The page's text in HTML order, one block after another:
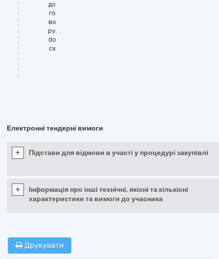
до
го
во
ру.
do
cx
Електронні тендерні вимоги
+ Підстави для відмови в участі у процедурі закупівлі
+
Інформація про інші технічні, якісні та кількісні
характеристики та вимоги до учасника
Друкувати